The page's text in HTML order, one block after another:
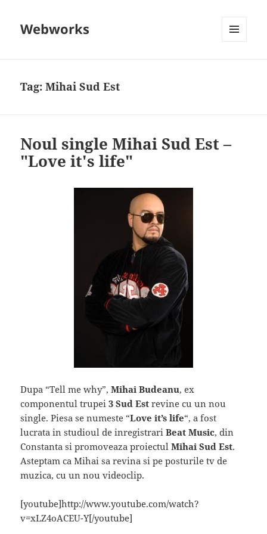
Webworks
Tag:Mihai Sud Est
Noul single Mihai Sud Est –
"Love it's life"
Dupa “Tell me why”,Mihai Budeanu, ex
componentul trupei3 Sud Est revine cu un nou
single. Piesa se numeste “Love it’s life“, a fost
lucrata in studioul de inregistrariBeat Music, din
Constanta si promoveaza proiectulMihai Sud Est.
Asteptam ca Mihai sa revina si pe posturile tv de
muzica, cu un nou videoclip.
[youtube]http://www.youtube.com/watch?
v=xLZ4oACEU-Y[/youtube]